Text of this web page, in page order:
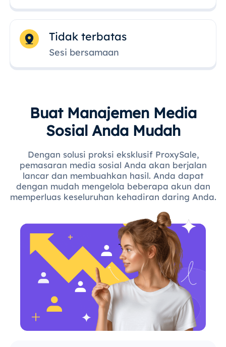
Tidak terbatas
Sesi bersamaan
Buat Manajemen Media
Sosial Anda Mudah
Dengan solusi proksi eksklusif ProxySale,
pemasaran media sosial Anda akan berjalan
lancar dan membuahkan hasil. Anda dapat
dengan mudah mengelola beberapa akun dan
memperluas keseluruhan kehadiran daring Anda.